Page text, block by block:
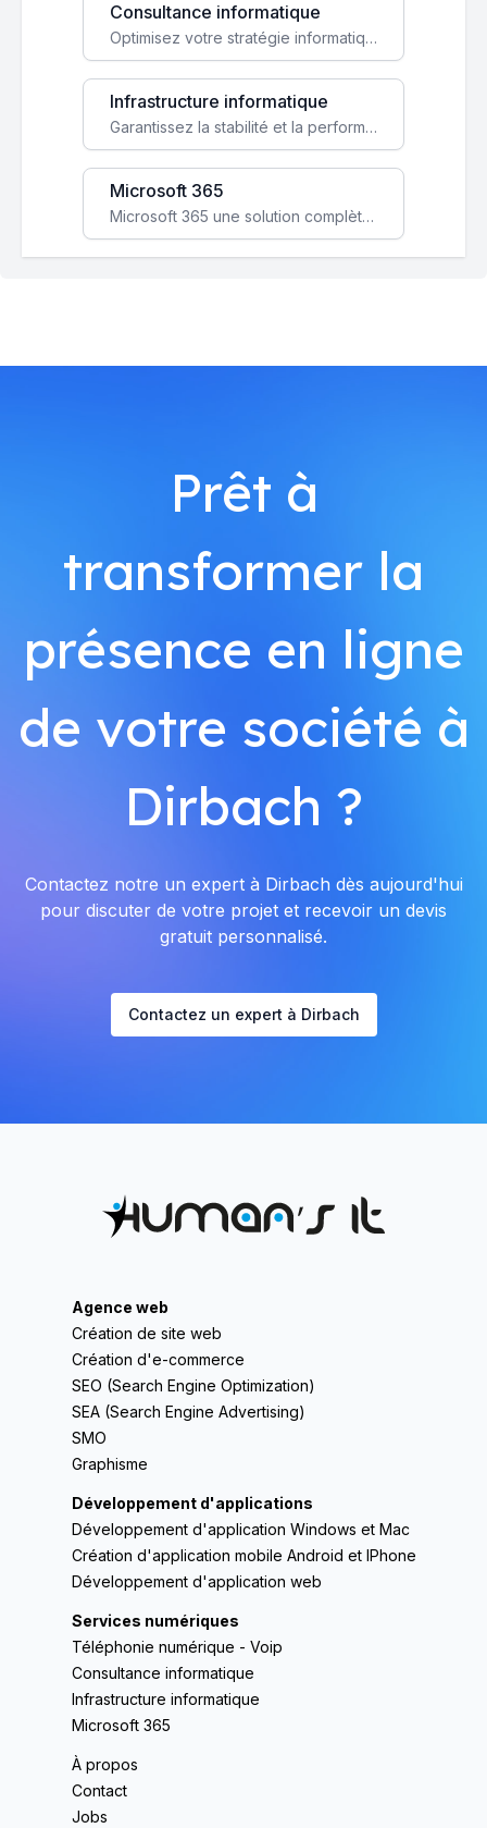
Consultance informatique
Optimisez votre stratégie informatique avec l'expertise de nos consultants pour améliorer votre efficacité et sécurité.
Infrastructure informatique
Garantissez la stabilité et la performance de votre entreprise avec une infrastructure IT sécurisée et évolutive.
Microsoft 365
Microsoft 365 une solution complète qui booste votre productivité, renforce la sécurité de vos données et facilite la collaboration.
Prêt à
transformer la
présence en ligne
de votre société à
Dirbach ?
Contactez notre un expert à Dirbach dès aujourd'hui
pour discuter de votre projet et recevoir un devis
gratuit personnalisé.
Contactez un expert à Dirbach
Agence web
Création de site web
Création d'e-commerce
SEO (Search Engine Optimization)
SEA (Search Engine Advertising)
SMO
Graphisme
Développement d'applications
Développement d'application Windows et Mac
Création d'application mobile Android et IPhone
Développement d'application web
Services numériques
Téléphonie numérique - Voip
Consultance informatique
Infrastructure informatique
Microsoft 365
À propos
Contact
Jobs